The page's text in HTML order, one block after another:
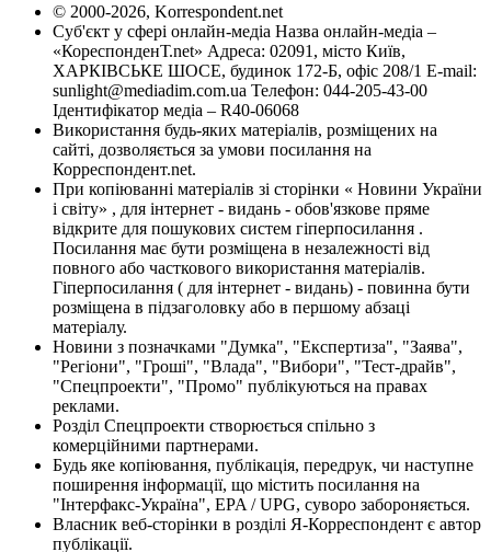
© 2000-2026, Korrespondent.net
Суб'єкт у сфері онлайн-медіа Назва онлайн-медіа –
«КореспонденТ.net» Адреса: 02091, місто Київ,
ХАРКІВСЬКЕ ШОСЕ, будинок 172-Б, офіс 208/1 E-mail:
sunlight@mediadim.com.ua Телефон: 044-205-43-00
Ідентифікатор медіа – R40-06068
Використання будь-яких матеріалів, розміщених на
сайті, дозволяється за умови посилання на
Корреспондент.net.
При копіюванні матеріалів зі сторінки « Новини України
і світу» , для інтернет - видань - обов'язкове пряме
відкрите для пошукових систем гіперпосилання .
Посилання має бути розміщена в незалежності від
повного або часткового використання матеріалів.
Гіперпосилання ( для інтернет - видань) - повинна бути
розміщена в підзаголовку або в першому абзаці
матеріалу.
Новини з позначками "Думка", "Експертиза", "Заява",
"Регіони", "Гроші", "Влада", "Вибори", "Тест-драйв",
"Спецпроекти", "Промо" публікуються на правах
реклами.
Розділ Спецпроекти створюється спільно з
комерційними партнерами.
Будь яке копіювання, публікація, передрук, чи наступне
поширення інформації, що містить посилання на
"Інтерфакс-Україна", EPA / UPG, суворо забороняється.
Власник веб-сторінки в розділі Я-Корреспондент є автор
публікації.